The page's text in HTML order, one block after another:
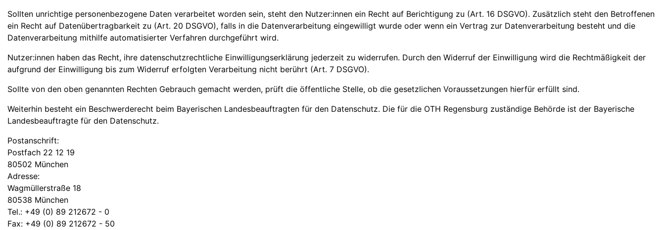
Sollten unrichtige personenbezogene Daten verarbeitet worden sein, steht den Nutzer:innen ein Recht auf Berichtigung zu (Art. 16 DSGVO). Zusätzlich steht den Betroffenen
ein Recht auf Datenübertragbarkeit zu (Art. 20 DSGVO), falls in die Datenverarbeitung eingewilligt wurde oder wenn ein Vertrag zur Datenverarbeitung besteht und die
Datenverarbeitung mithilfe automatisierter Verfahren durchgeführt wird.
Nutzer:innen haben das Recht, ihre datenschutzrechtliche Einwilligungserklärung jederzeit zu widerrufen. Durch den Widerruf der Einwilligung wird die Rechtmäßigkeit der
aufgrund der Einwilligung bis zum Widerruf erfolgten Verarbeitung nicht berührt (Art. 7 DSGVO).
Sollte von den oben genannten Rechten Gebrauch gemacht werden, prüft die öffentliche Stelle, ob die gesetzlichen Voraussetzungen hierfür erfüllt sind.
Weiterhin besteht ein Beschwerderecht beim Bayerischen Landesbeauftragten für den Datenschutz. Die für die OTH Regensburg zuständige Behörde ist der Bayerische
Landesbeauftragte für den Datenschutz.
Postanschrift:
Postfach 22 12 19
80502 München
Adresse:
Wagmüllerstraße 18
80538 München
Tel.: +49 (0) 89 212672 - 0
Fax: +49 (0) 89 212672 - 50